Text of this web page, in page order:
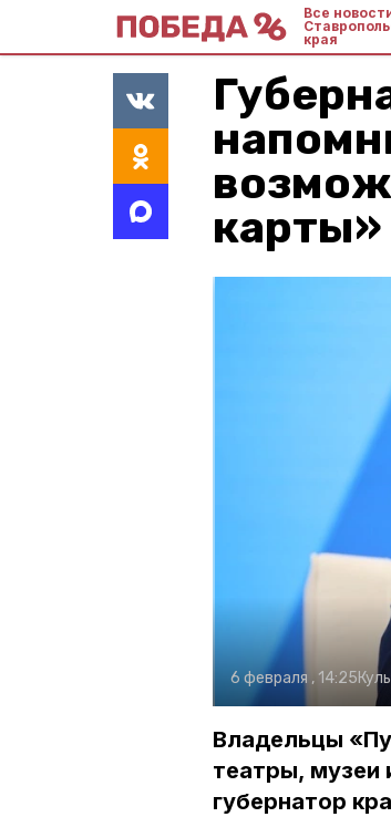
Все
края
карты»
6 февраля , 14:25
Владельцы
театры, музеи
губернатор